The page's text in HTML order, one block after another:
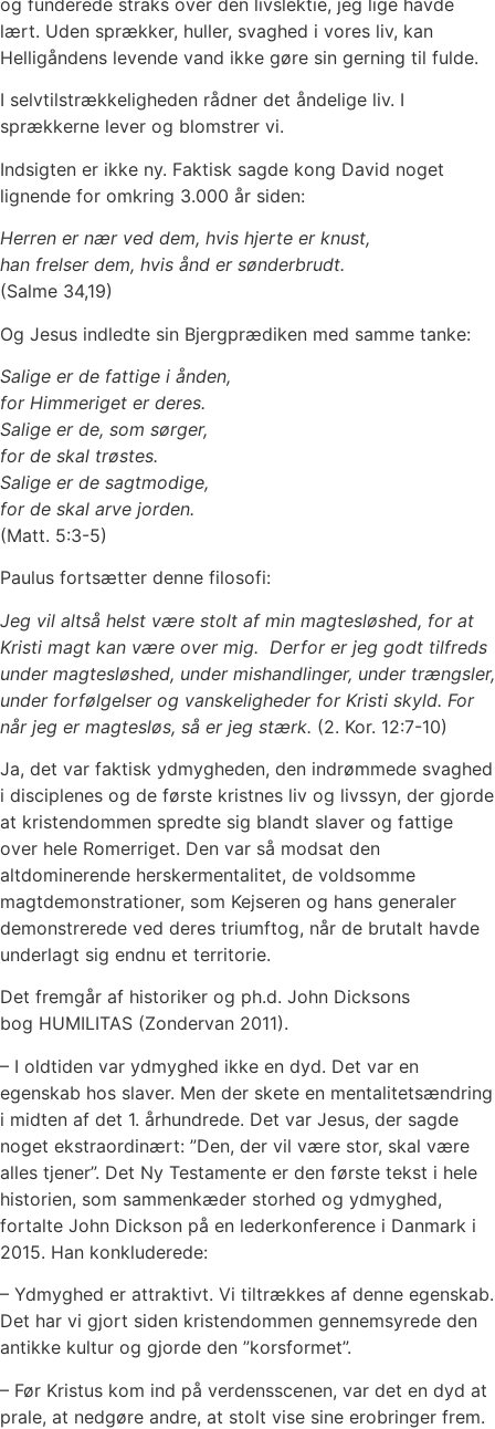
lært. Uden sprækker, huller, svaghed i vores liv, kan
Helligåndens levende vand ikke gøre sin gerning til fulde.
I selvtilstrækkeligheden rådner det åndelige liv. I
sprækkerne lever og blomstrer vi.
Indsigten er ikke ny. Faktisk sagde kong David noget
lignende for omkring 3.000 år siden:
Herren er nær ved dem, hvis hjerte er knust,
han frelser dem, hvis ånd er sønderbrudt.
(Salme 34,19)
Og Jesus indledte sin Bjergprædiken med samme tanke:
Salige er de fattige i ånden,
for Himmeriget er deres.
Salige er de, som sørger,
for de skal trøstes.
Salige er de sagtmodige,
for de skal arve jorden.
(Matt. 5:3-5)
Paulus fortsætter denne filosofi:
Jeg vil altså helst være stolt af min magtesløshed, for at
Kristi magt kan være over mig. Derfor er jeg godt tilfreds
under magtesløshed, under mishandlinger, under trængsler,
under forfølgelser og vanskeligheder for Kristi skyld. For
når jeg er magtesløs, så er jeg stærk. (2. Kor. 12:7-10)
Ja, det var faktisk ydmygheden, den indrømmede svaghed
i disciplenes og de første kristnes liv og livssyn, der gjorde
at kristendommen spredte sig blandt slaver og fattige
over hele Romerriget. Den var så modsat den
altdominerende herskermentalitet, de voldsomme
magtdemonstrationer, som Kejseren og hans generaler
demonstrerede ved deres triumftog, når de brutalt havde
underlagt sig endnu et territorie.
Det fremgår af historiker og ph.d. John Dicksons
bog HUMILITAS (Zondervan 2011).
– I oldtiden var ydmyghed ikke en dyd. Det var en
egenskab hos slaver. Men der skete en mentalitetsændring
i midten af det 1. århundrede. Det var Jesus, der sagde
noget ekstraordinært: ”Den, der vil være stor, skal være
alles tjener”. Det Ny Testamente er den første tekst i hele
historien, som sammenkæder storhed og ydmyghed,
fortalte John Dickson på en lederkonference i Danmark i
2015. Han konkluderede:
– Ydmyghed er attraktivt. Vi tiltrækkes af denne egenskab.
Det har vi gjort siden kristendommen gennemsyrede den
antikke kultur og gjorde den ”korsformet”.
– Før Kristus kom ind på verdensscenen, var det en dyd at
prale, at nedgøre andre, at stolt vise sine erobringer frem.